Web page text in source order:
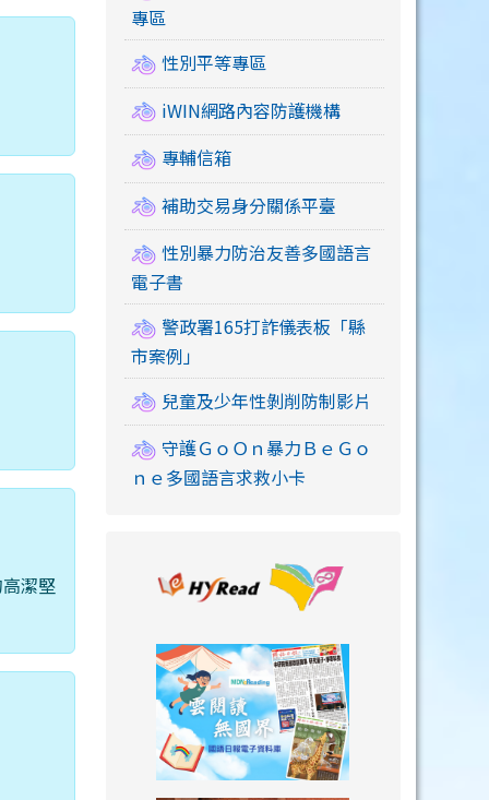
潔堅
專區
性別平等專區
iWIN網路內容防護機構
專輔信箱
補助交易身分關係平臺
性別暴力防治友善多國語言
電子書
警政署165打詐儀表板「縣
市案例」
兒童及少年性剝削防制影片
守護ＧｏＯｎ暴力ＢｅＧｏ
ｎｅ多國語言求救小卡